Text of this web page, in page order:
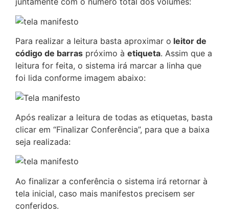
Para realizar a leitura basta aproximar o leitor de
código de barras próximo à etiqueta. Assim que a
leitura for feita, o sistema irá marcar a linha que
foi lida conforme imagem abaixo:
Após realizar a leitura de todas as etiquetas, basta
clicar em “Finalizar Conferência”, para que a baixa
seja realizada:
Ao finalizar a conferência o sistema irá retornar à
tela inicial, caso mais manifestos precisem ser
conferidos.